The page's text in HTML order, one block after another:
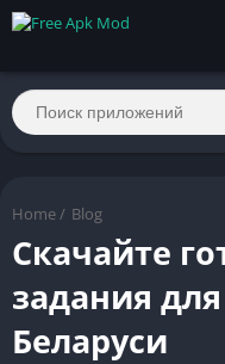
Home / Blog
Скачайте
задания
Беларуси